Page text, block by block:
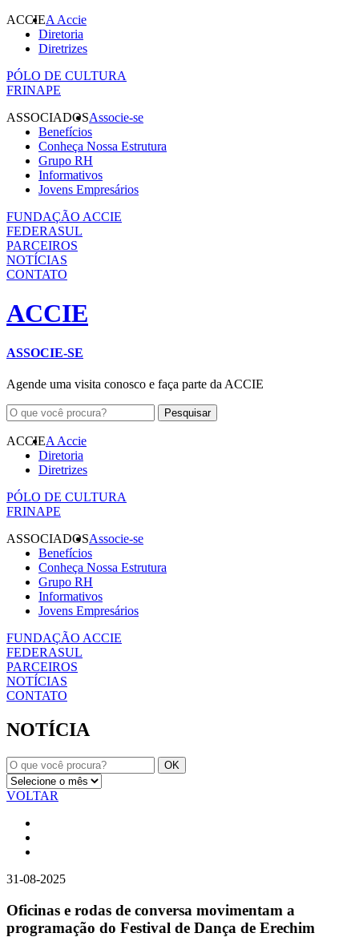
ACCIEA Accie
Diretoria
Diretrizes
PÓLO DE CULTURA
FRINAPE
ASSOCIADOSAssocie-se
Benefícios
Conheça Nossa Estrutura
Grupo RH
Informativos
Jovens Empresários
FUNDAÇÃO ACCIE
FEDERASUL
PARCEIROS
NOTÍCIAS
CONTATO
ACCIE
ASSOCIE-SE
Agende uma visita conosco e faça parte da ACCIE
ACCIEA Accie
Diretoria
Diretrizes
PÓLO DE CULTURA
FRINAPE
ASSOCIADOSAssocie-se
Benefícios
Conheça Nossa Estrutura
Grupo RH
Informativos
Jovens Empresários
FUNDAÇÃO ACCIE
FEDERASUL
PARCEIROS
NOTÍCIAS
CONTATO
NOTÍCIA
VOLTAR
31-08-2025
Oficinas e rodas de conversa movimentam a
programação do Festival de Dança de Erechim